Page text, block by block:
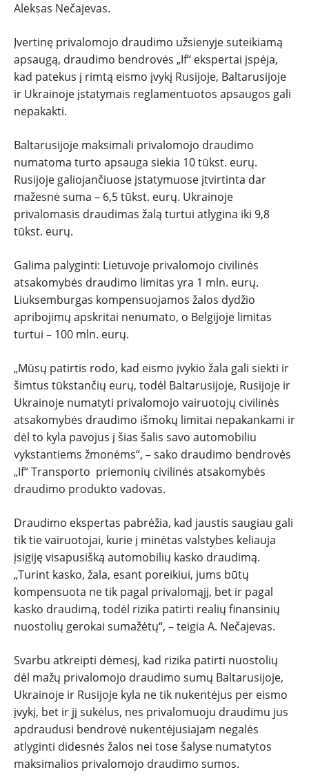
Aleksas Nečajevas.
Įvertinę privalomojo draudimo užsienyje suteikiamą
apsaugą, draudimo bendrovės „If“ ekspertai įspėja,
kad patekus į rimtą eismo įvykį Rusijoje, Baltarusijoje
ir Ukrainoje įstatymais reglamentuotos apsaugos gali
nepakakti.
Baltarusijoje maksimali privalomojo draudimo
numatoma turto apsauga siekia 10 tūkst. eurų.
Rusijoje galiojančiuose įstatymuose įtvirtinta dar
mažesnė suma – 6,5 tūkst. eurų. Ukrainoje
privalomasis draudimas žalą turtui atlygina iki 9,8
tūkst. eurų.
Galima palyginti: Lietuvoje privalomojo civilinės
atsakomybės draudimo limitas yra 1 mln. eurų.
Liuksemburgas kompensuojamos žalos dydžio
apribojimų apskritai nenumato, o Belgijoje limitas
turtui – 100 mln. eurų.
„Mūsų patirtis rodo, kad eismo įvykio žala gali siekti ir
šimtus tūkstančių eurų, todėl Baltarusijoje, Rusijoje ir
Ukrainoje numatyti privalomojo vairuotojų civilinės
atsakomybės draudimo išmokų limitai nepakankami ir
dėl to kyla pavojus į šias šalis savo automobiliu
vykstantiems žmonėms“, – sako draudimo bendrovės
„If“ Transporto priemonių civilinės atsakomybės
draudimo produkto vadovas.
Draudimo ekspertas pabrėžia, kad jaustis saugiau gali
tik tie vairuotojai, kurie į minėtas valstybes keliauja
įsigiję visapusišką automobilių kasko draudimą.
„Turint kasko, žala, esant poreikiui, jums būtų
kompensuota ne tik pagal privalomąjį, bet ir pagal
kasko draudimą, todėl rizika patirti realių finansinių
nuostolių gerokai sumažėtų“, – teigia A. Nečajevas.
Svarbu atkreipti dėmesį, kad rizika patirti nuostolių
dėl mažų privalomojo draudimo sumų Baltarusijoje,
Ukrainoje ir Rusijoje kyla ne tik nukentėjus per eismo
įvykį, bet ir jį sukėlus, nes privalomuoju draudimu jus
apdraudusi bendrovė nukentėjusiajam negalės
atlyginti didesnės žalos nei tose šalyse numatytos
maksimalios privalomojo draudimo sumos.